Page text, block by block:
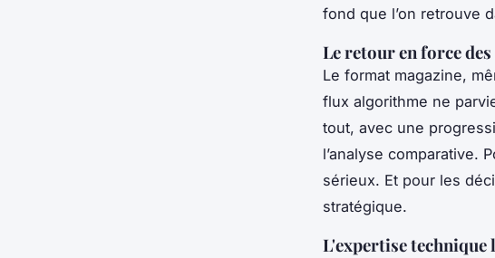
fond que l’on retrouve
Le retour en force
Le format magazine,
flux algorithme ne
tout, avec une
l’analyse comparative.
sérieux. Et pour les
stratégique.
L'expertise technique